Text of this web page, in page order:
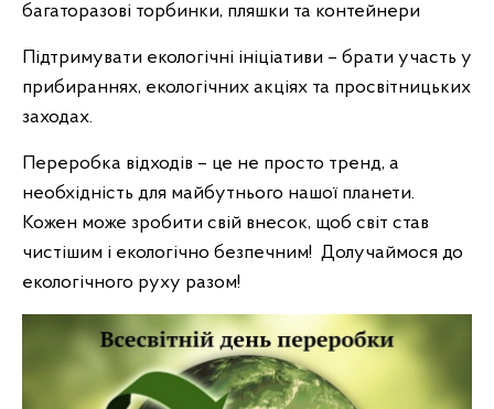
багаторазові торбинки, пляшки та контейнери
Підтримувати екологічні ініціативи – брати участь у
прибираннях, екологічних акціях та просвітницьких
заходах.
Переробка відходів – це не просто тренд, а
необхідність для майбутнього нашої планети.
Кожен може зробити свій внесок, щоб світ став
чистішим і екологічно безпечним! Долучаймося до
екологічного руху разом!